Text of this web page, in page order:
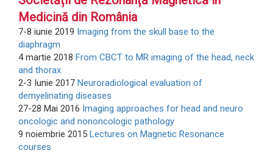
Medicină din România
7-8 iunie 2019 Imaging from the skull base to the
diaphragm
4 martie 2018 From CBCT to MR imaging of the head, neck
and thorax
2-3 Iunie 2017 Neuroradiological evaluation of
demyelinating diseases
27-28 Mai 2016 Imaging approaches for head and neuro
oncologic and nononcologic pathology
9 noiembrie 2015 Lectures on Magnetic Resonance
courses